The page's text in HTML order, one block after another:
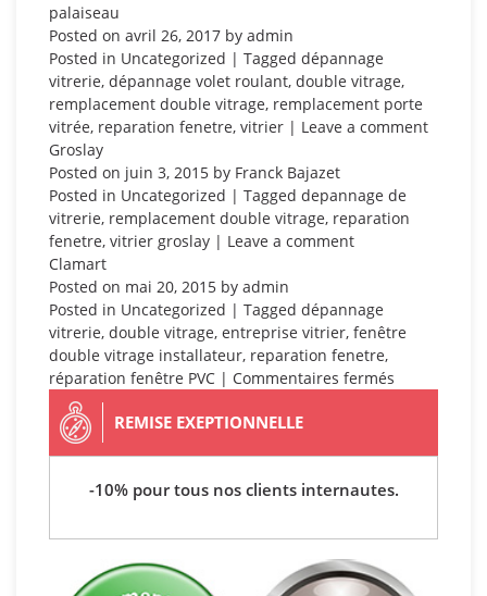
palaiseau
Posted on avril 26, 2017 by admin
Posted in Uncategorized | Tagged dépannage
vitrerie, dépannage volet roulant, double vitrage,
remplacement double vitrage, remplacement porte
vitrée, reparation fenetre, vitrier | Leave a comment
Groslay
Posted on juin 3, 2015 by Franck Bajazet
Posted in Uncategorized | Tagged depannage de
vitrerie, remplacement double vitrage, reparation
fenetre, vitrier groslay | Leave a comment
Clamart
Posted on mai 20, 2015 by admin
Posted in Uncategorized | Tagged dépannage
vitrerie, double vitrage, entreprise vitrier, fenêtre
double vitrage installateur, reparation fenetre,
réparation fenêtre PVC | Commentaires fermés
REMISE EXEPTIONNELLE
-10% pour tous nos clients internautes.